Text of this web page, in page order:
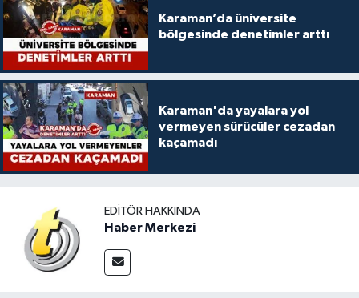
Karaman’da üniversite
bölgesinde denetimler arttı
Karaman'da yayalara yol
vermeyen sürücüler cezadan
kaçamadı
EDITÖR HAKKINDA
Haber Merkezi